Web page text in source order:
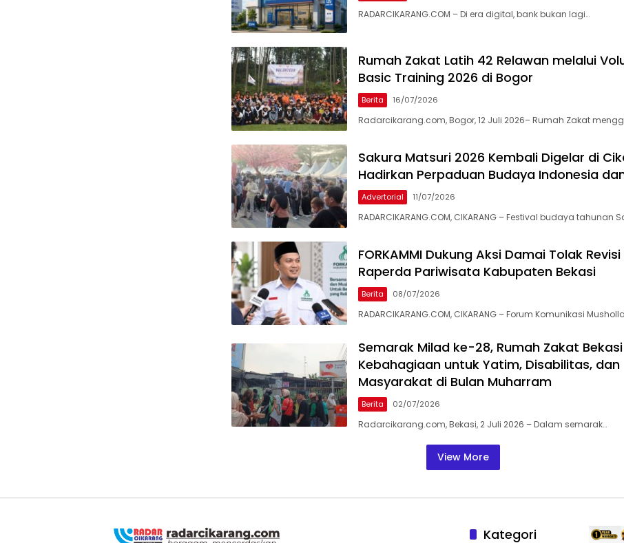
RADARCIKARANG.COM – Di era digital, bank bukan lagi…
Rumah Zakat Latih 42 Relawan melalui
Basic Training 2026 di Bogor
Berita 16/07/2026
Radarcikarang.com, Bogor, 12 Juli 2026– Rumah Zakat
Sakura Matsuri 2026 Kembali Digelar di
Hadirkan Perpaduan Budaya Indonesia
Advertorial 11/07/2026
RADARCIKARANG.COM, CIKARANG – Festival budaya tahunan
FORKAMMI Dukung Aksi Damai Tolak
Raperda Pariwisata Kabupaten Bekasi
Berita 08/07/2026
RADARCIKARANG.COM, CIKARANG – Forum Komunikasi
Semarak Milad ke-28, Rumah Zakat
Kebahagiaan untuk Yatim, Disabilitas, dan
Masyarakat di Bulan Muharram
Berita 02/07/2026
Radarcikarang.com, Bekasi, 2 Juli 2026 – Dalam semarak…
View More
Kategori